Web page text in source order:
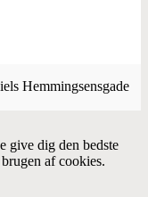
Hemmingsensgade
give dig den bedste
af cookies.